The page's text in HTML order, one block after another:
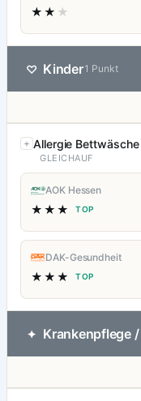
★★ ★
♡ Kinder1 Punkt
Allergie Bettwäsche
GLEICHAUF
AOK Hessen
★★★ TOP
DAK-Gesundheit
★★★ TOP
✦ Krankenpflege